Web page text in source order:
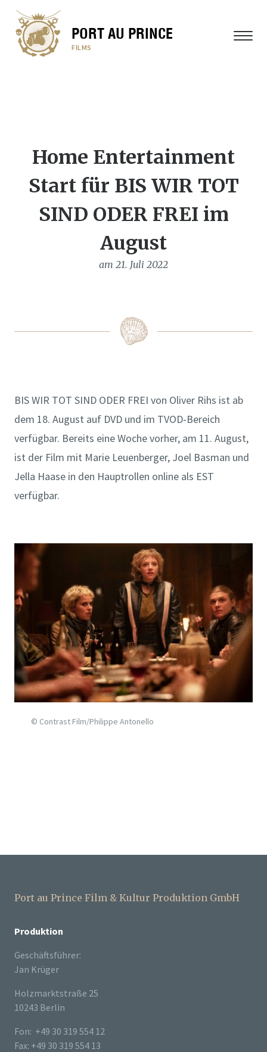
PORT AU PRINCE
FILMS
MENÜ
Home Entertainment
Start für BIS WIR TOT
SIND ODER FREI im
August
am 21. Juli 2022
BIS WIR TOT SIND ODER FREI von Oliver Rihs ist ab
dem 18. August auf DVD und im TVOD-Bereich
verfügbar. Bereits eine Woche vorher, am 11. August,
ist der Film mit Marie Leuenberger, Joel Basman und
Jella Haase in den Hauptrollen online als EST
verfügbar.
© Contrast Film/Philippe Antonello
Port au Prince Film & Kultur Produktion GmbH
Produktion
Geschäftsführer:
Jan Krüger
Holzmarktstraße 25
10243 Berlin
Fon: +49 30 319 554 12
Fax: +49 30 319 554 13